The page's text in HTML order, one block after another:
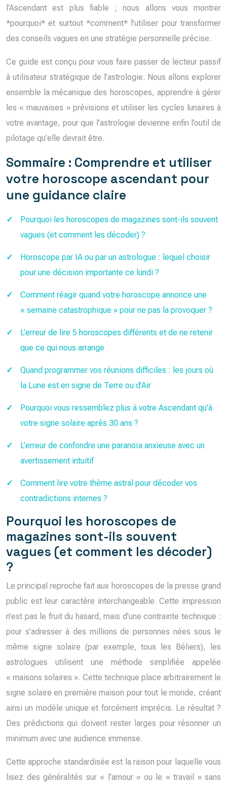
l’Ascendant est plus fiable ; nous allons vous montrer
*pourquoi* et surtout *comment* l’utiliser pour transformer
des conseils vagues en une stratégie personnelle précise.
Ce guide est conçu pour vous faire passer de lecteur passif
à utilisateur stratégique de l’astrologie. Nous allons explorer
ensemble la mécanique des horoscopes, apprendre à gérer
les « mauvaises » prévisions et utiliser les cycles lunaires à
votre avantage, pour que l’astrologie devienne enfin l’outil de
pilotage qu’elle devrait être.
Sommaire : Comprendre et utiliser
votre horoscope ascendant pour
une guidance claire
Pourquoi les horoscopes de magazines sont-ils souvent
vagues (et comment les décoder) ?
Horoscope par IA ou par un astrologue : lequel choisir
pour une décision importante ce lundi ?
Comment réagir quand votre horoscope annonce une
« semaine catastrophique » pour ne pas la provoquer ?
L’erreur de lire 5 horoscopes différents et de ne retenir
que ce qui nous arrange
Quand programmer vos réunions difficiles : les jours où
la Lune est en signe de Terre ou d’Air
Pourquoi vous ressemblez plus à votre Ascendant qu’à
votre signe solaire après 30 ans ?
L’erreur de confondre une paranoïa anxieuse avec un
avertissement intuitif
Comment lire votre thème astral pour décoder vos
contradictions internes ?
Pourquoi les horoscopes de
magazines sont-ils souvent
vagues (et comment les décoder)
?
Le principal reproche fait aux horoscopes de la presse grand
public est leur caractère interchangeable. Cette impression
n’est pas le fruit du hasard, mais d’une contrainte technique :
pour s’adresser à des millions de personnes nées sous le
même signe solaire (par exemple, tous les Béliers), les
astrologues utilisent une méthode simplifiée appelée
« maisons solaires ». Cette technique place arbitrairement le
signe solaire en première maison pour tout le monde, créant
ainsi un modèle unique et forcément imprécis. Le résultat ?
Des prédictions qui doivent rester larges pour résonner un
minimum avec une audience immense.
Cette approche standardisée est la raison pour laquelle vous
lisez des généralités sur « l’amour » ou le « travail » sans